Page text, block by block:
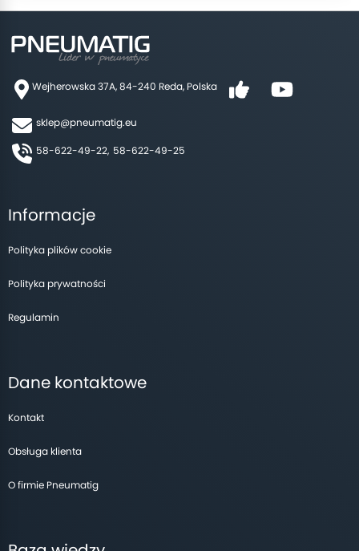
Wejherowska 37A, 84-240 Reda, Polska
sklep@pneumatig.eu
58-622-49-22, 58-622-49-25
Informacje
Polityka plików cookie
Polityka prywatności
Regulamin
Dane kontaktowe
Kontakt
Obsługa klienta
O firmie Pneumatig